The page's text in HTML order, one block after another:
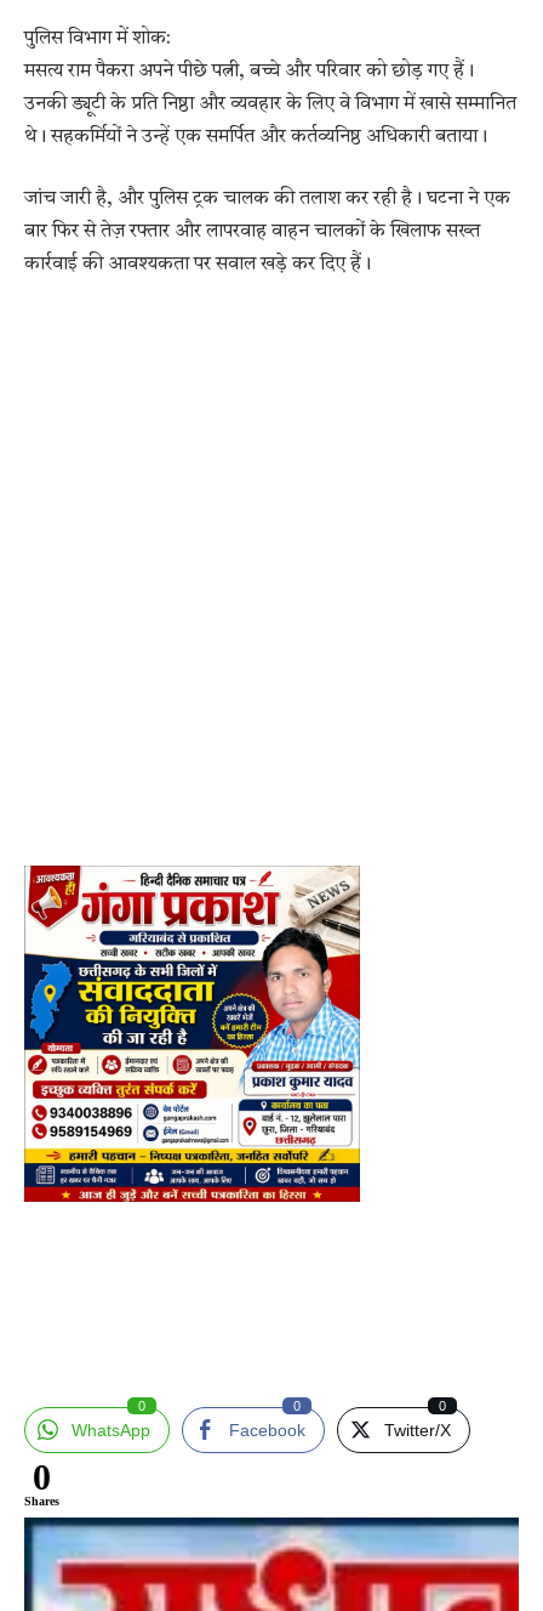
पुलिस विभाग में शोक:
मसत्य राम पैकरा अपने पीछे पत्नी, बच्चे और परिवार को छोड़ गए हैं।
उनकी ड्यूटी के प्रति निष्ठा और व्यवहार के लिए वे विभाग में खासे सम्मानित
थे। सहकर्मियों ने उन्हें एक समर्पित और कर्तव्यनिष्ठ अधिकारी बताया।
जांच जारी है, और पुलिस ट्रक चालक की तलाश कर रही है। घटना ने एक
बार फिर से तेज़ रफ्तार और लापरवाह वाहन चालकों के खिलाफ सख्त
कार्रवाई की आवश्यकता पर सवाल खड़े कर दिए हैं।
WhatsApp
0
Facebook
0
Twitter/X
0
0
Shares